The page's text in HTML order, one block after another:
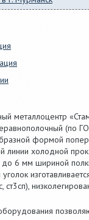
металлоцентр
(по
формой
линии холодной
до 6 мм шириной
ст3сп),